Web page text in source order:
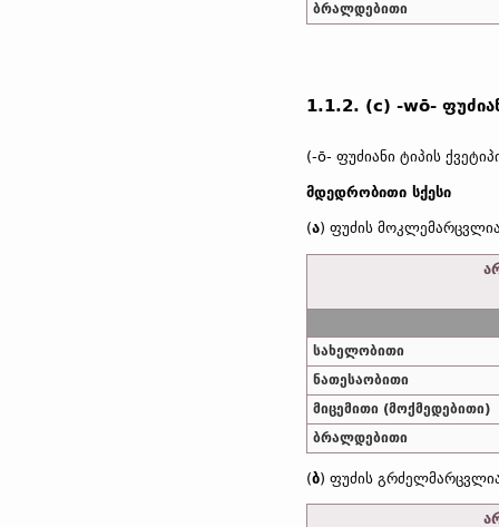
ბრალდებითი
1.1.2. (c) -wō-
(-ō- ფუძიანი ტიპის
მდედრობითი სქესი
(ა) ფუძის
სახელობითი
ნათესაობითი
მიცემითი (მოქმედებითი)
ბრალდებითი
(ბ) ფუძის